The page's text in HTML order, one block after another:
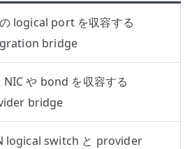
logical port を収容する
bridge
NIC や bond を収容する
bridge
logical switch と provider